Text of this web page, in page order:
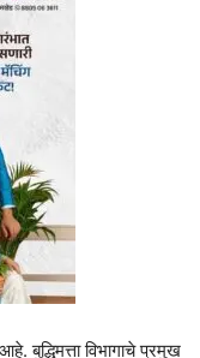
आहे. बुद्धिमत्ता विभागाचे प्रमुख